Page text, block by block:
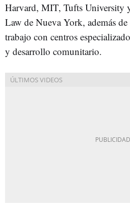
Harvard, MIT, Tufts
Law de Nueva York, además de
trabajo con centros
y desarrollo comunitario.